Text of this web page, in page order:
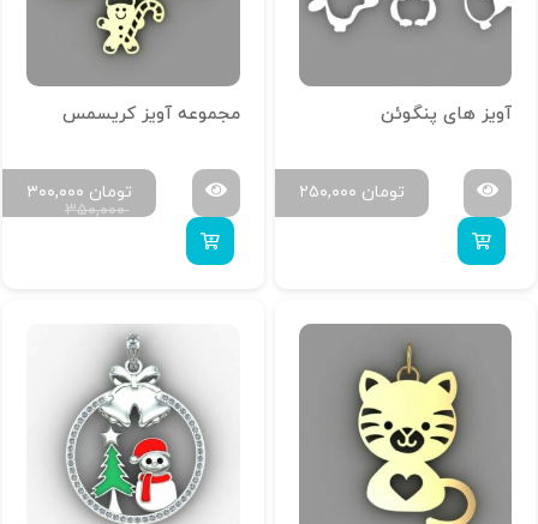
آویز های پنگوئن
۲۵۰,۰۰۰ تومان
مجموعه آویز کریسمس
۳۵۰,۰۰۰
۳۰۰,۰۰۰ تومان